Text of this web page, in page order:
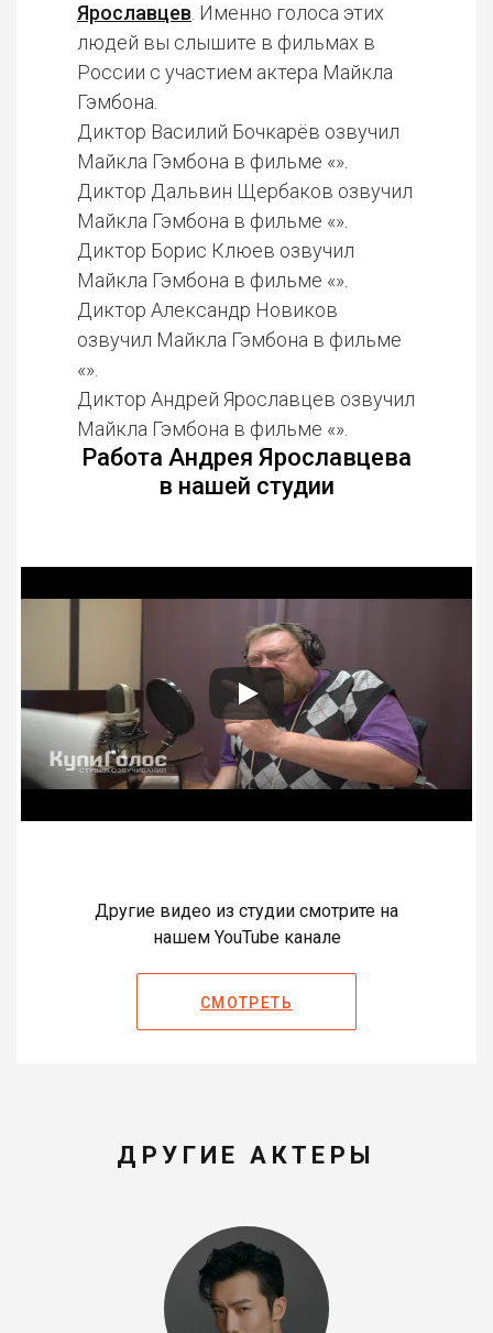
Ярославцев . Именно голоса этих
людей вы слышите в фильмах в
России с участием актера Майкла
Гэмбона.
Диктор Василий Бочкарёв озвучил
Майкла Гэмбона в фильме «».
Диктор Дальвин Щербаков озвучил
Майкла Гэмбона в фильме «».
Диктор Борис Клюев озвучил
Майкла Гэмбона в фильме «».
Диктор Александр Новиков
озвучил Майкла Гэмбона в фильме
«».
Диктор Андрей Ярославцев озвучил
Майкла Гэмбона в фильме «».
Работа Андрея Ярославцева
в нашей студии
Другие видео из студии смотрите на
нашем YouTube канале
СМОТРЕТЬ
ДРУГИЕ АКТЕРЫ